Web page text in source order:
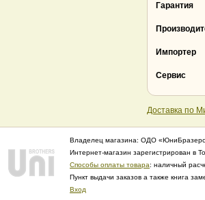
Гарантия
Импортер
Сервис
Доставка по
Владелец магазина: ОДО
Интернет-магазин зарегистрирован в
Способы оплаты товара: наличный
Пункт выдачи заказов а также книга
Вход